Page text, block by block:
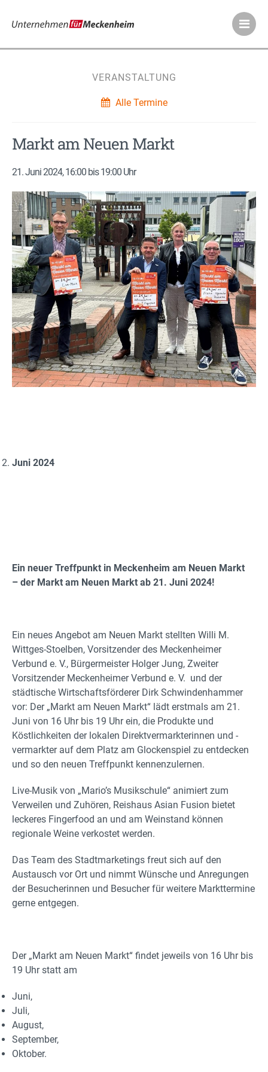
Meckenheimer
VERANSTALTUNG
Alle Termine
Markt am Neuen Markt
21. Juni 2024, 16:00 bis 19:00 Uhr
Juni 2024
Ein neuer Treffpunkt in Meckenheim am Neuen Markt
– der Markt am Neuen Markt ab 21. Juni 2024!
Ein neues Angebot am Neuen Markt stellten Willi M.
Wittges-Stoelben, Vorsitzender des Meckenheimer
Verbund e. V., Bürgermeister Holger Jung, Zweiter
Vorsitzender Meckenheimer Verbund e. V. und der
städtische Wirtschaftsförderer Dirk Schwindenhammer
vor: Der „Markt am Neuen Markt“ lädt erstmals am 21.
Juni von 16 Uhr bis 19 Uhr ein, die Produkte und
Köstlichkeiten der lokalen Direktvermarkterinnen und -
vermarkter auf dem Platz am Glockenspiel zu entdecken
und so den neuen Treffpunkt kennenzulernen.
Live-Musik von „Mario’s Musikschule“ animiert zum
Verweilen und Zuhören, Reishaus Asian Fusion bietet
leckeres Fingerfood an und am Weinstand können
regionale Weine verkostet werden.
Das Team des Stadtmarketings freut sich auf den
Austausch vor Ort und nimmt Wünsche und Anregungen
der Besucherinnen und Besucher für weitere Markttermine
gerne entgegen.
Der „Markt am Neuen Markt“ findet jeweils von 16 Uhr bis
19 Uhr statt am
Juni,
Juli,
August,
September,
Oktober.